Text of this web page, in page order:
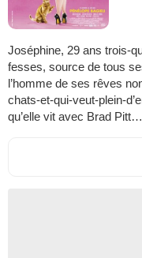
Joséphine, 29 ans trois-
fesses, source de tous
l’homme de ses rêves
chats-et-qui-veut-plein-
qu’elle vit avec Brad Pitt…